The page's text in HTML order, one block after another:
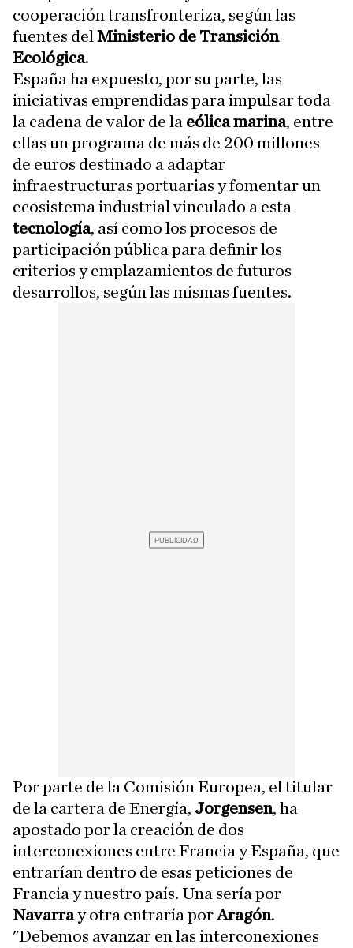
cooperación transfronteriza, según las
fuentes del Ministerio de Transición
Ecológica.
España ha expuesto, por su parte, las
iniciativas emprendidas para impulsar toda
la cadena de valor de la eólica marina, entre
ellas un programa de más de 200 millones
de euros destinado a adaptar
infraestructuras portuarias y fomentar un
ecosistema industrial vinculado a esta
tecnología, así como los procesos de
participación pública para definir los
criterios y emplazamientos de futuros
desarrollos, según las mismas fuentes.
Por parte de la Comisión Europea, el titular
de la cartera de Energía, Jorgensen, ha
apostado por la creación de dos
interconexiones entre Francia y España, que
entrarían dentro de esas peticiones de
Francia y nuestro país. Una sería por
Navarray otra entraría porAragón.
"Debemos avanzar en las interconexiones